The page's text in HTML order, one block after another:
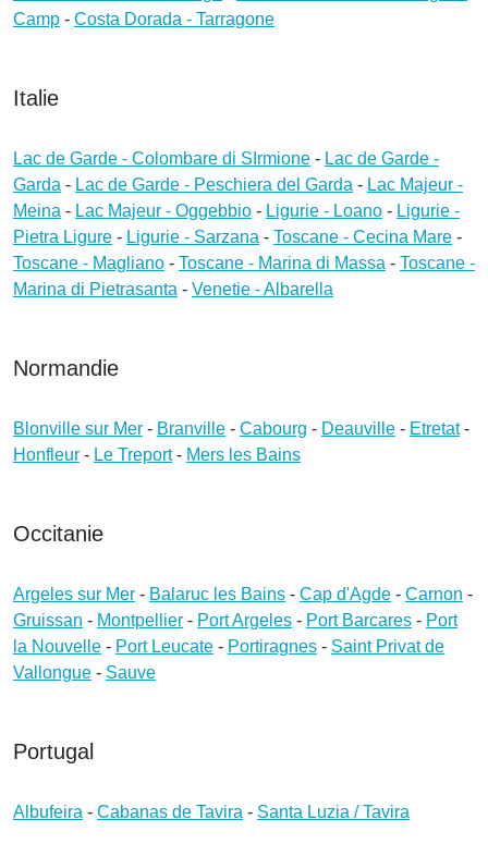
Camp - Costa Dorada - Tarragone
Italie
Lac de Garde - Colombare di SIrmione - Lac de Garde -
Garda - Lac de Garde - Peschiera del Garda - Lac Majeur -
Meina - Lac Majeur - Oggebbio - Ligurie - Loano - Ligurie -
Pietra Ligure - Ligurie - Sarzana - Toscane - Cecina Mare -
Toscane - Magliano - Toscane - Marina di Massa - Toscane -
Marina di Pietrasanta - Venetie - Albarella
Normandie
Blonville sur Mer - Branville - Cabourg - Deauville - Etretat-
Honfleur - Le Treport- Mers les Bains
Occitanie
Argeles sur Mer - Balaruc les Bains - Cap d'Agde - Carnon -
Gruissan - Montpellier - Port Argeles - Port Barcares - Port
la Nouvelle - Port Leucate - Portiragnes - Saint Privat de
Vallongue - Sauve
Portugal
Albufeira - Cabanas de Tavira - Santa Luzia / Tavira